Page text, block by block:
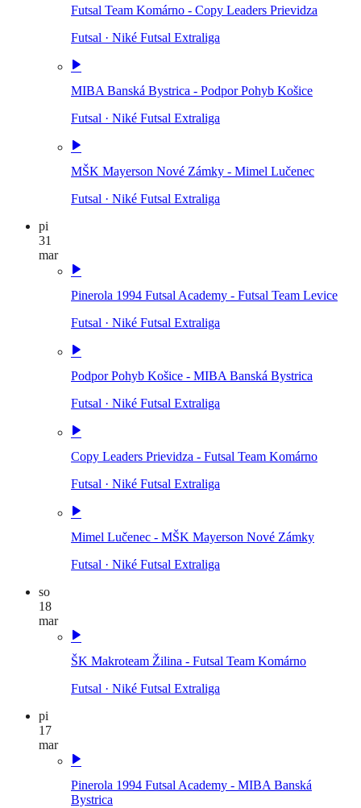
Futsal Team Komárno - Copy Leaders Prievidza
Futsal · Niké Futsal Extraliga
MIBA Banská Bystrica - Podpor Pohyb Košice
Futsal · Niké Futsal Extraliga
MŠK Mayerson Nové Zámky - Mimel Lučenec
Futsal · Niké Futsal Extraliga
pi
31
mar
Pinerola 1994 Futsal Academy - Futsal Team Levice
Futsal · Niké Futsal Extraliga
Podpor Pohyb Košice - MIBA Banská Bystrica
Futsal · Niké Futsal Extraliga
Copy Leaders Prievidza - Futsal Team Komárno
Futsal · Niké Futsal Extraliga
Mimel Lučenec - MŠK Mayerson Nové Zámky
Futsal · Niké Futsal Extraliga
so
18
mar
ŠK Makroteam Žilina - Futsal Team Komárno
Futsal · Niké Futsal Extraliga
pi
17
mar
Pinerola 1994 Futsal Academy - MIBA Banská
Bystrica